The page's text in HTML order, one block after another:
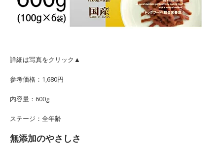
詳細は写真をクリック▲
参考価格：1,680円
内容量：600g
ステージ：全年齢
無添加のやさしさ